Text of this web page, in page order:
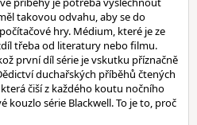
takovou odvahu, aby se do
hry. Médium, které je ze
třeba od literatury nebo filmu.
první díl série je vskutku příznačně
duchařských příběhů čtených
čiší z každého koutu nočního
kouzlo série Blackwell. To je to, proč